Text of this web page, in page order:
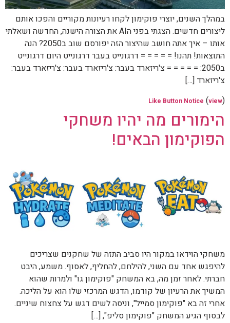
במהלך השנים, יוצרי פוקימון לקחו רעיונות מקוריים והפכו אותם
ליצורים חדשים. הצגתי בפני הAI את הצורה הישנה, החדשה ושאלתי
אותו – איך אתה חושב שהיצור הזה יפורסם שוב ב2050? הנה
התוצאות! תהנו! = = = = = דרגונייט בעבר דרגונייט היום דרגונייט
ב2050: = = = = = צ'ריזארד בעבר: צ'ריזארד בעבר: צ'ריזארד בעבר:
צ'ריזארד […]
Like Button Notice (view)
הימורים מה יהיו משחקי
הפוקימון הבאים!
משחקי הוידאו במקור היו סביב התזה של שחקנים שצריכים
להיפגש אחד עם השני, להילחם, להחליף, לאסוף. משמע, היבט
חברתי. לאחר זמן מה, בא המשחק "פוקימון גו" ולמרות שהוא
המשיך את הרעיון של קודמו, הדגש המרכזי שלו הוא על הליכה.
אחרי זה בא "פוקימון סמייל", וניסה לשים דגש על צחצוח שיניים.
לבסוף הגיע המשחק "פוקימון סליפ", […]